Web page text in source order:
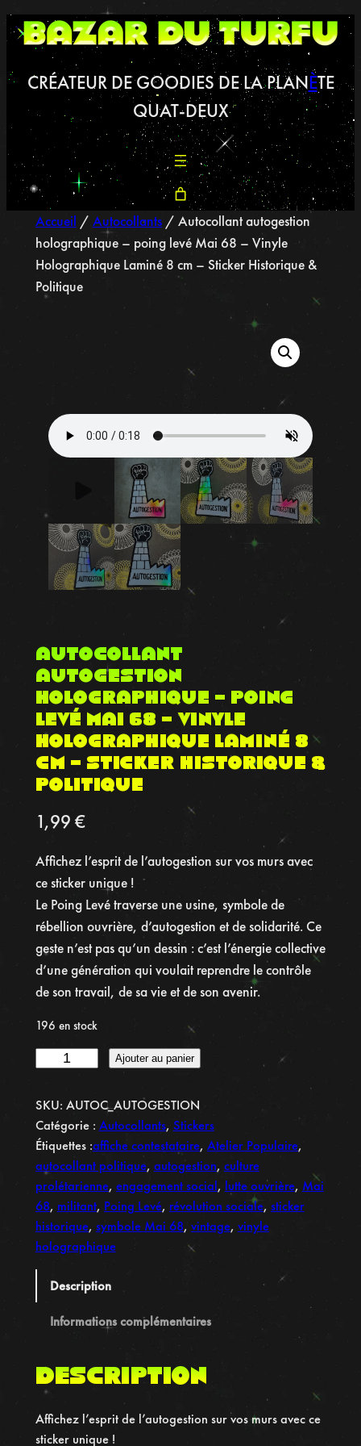
CRÉATEUR DE GOODIES DE LA PLANÈTE
QUAT-DEUX
Accueil / Autocollants/ Autocollant autogestion
holographique – poing levé Mai 68 – Vinyle
Holographique Laminé 8 cm – Sticker Historique &
Politique
Autocollant
autogestion
holographique – poing
levé Mai 68 – Vinyle
Holographique Laminé 8
cm – Sticker Historique &
Politique
1,99 €
Affichez l’esprit de l’autogestion sur vos murs avec
ce sticker unique !
Le Poing Levé traverse une usine, symbole de
rébellion ouvrière, d’autogestion et de solidarité. Ce
geste n’est pas qu’un dessin : c’est l’énergie collective
d’une génération qui voulait reprendre le contrôle
de son travail, de sa vie et de son avenir.
196 en stock
a
n
t
é
d
e
t
l
a
n
Ajouter au panier
SKU: AUTOC_AUTOGESTION
Catégorie : Autocollants, Stickers
Étiquettes :affiche contestataire, Atelier Populaire
autocollant politique, autogestion, culture
prolétarienne, engagement social, lutte ouvrière, Mai
68, militant, Poing Levé, révolution sociale, sticker
historique, symbole Mai 68, vintage, vinyle
holographique
Description
Informations complémentaires
Description
Affichez l’esprit de l’autogestion sur vos murs avec ce
sticker unique !